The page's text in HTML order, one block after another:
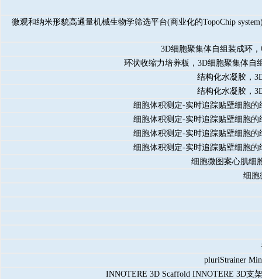
微观和纳米形貌高通量机械生物学筛选平台(商业化的TopoChip
3D细胞聚集体自组装成环
环状收缩力培养板，3D细胞聚集体自
结构化水凝胶，
结构化水凝胶，
细胞体积测定-实时追踪贴壁细胞
细胞体积测定-实时追踪贴壁细胞
细胞体积测定-实时追踪贴壁细胞
细胞体积测定-实时追踪贴壁细胞
细胞微图案心肌细
细胞
pluriStrainer
INNOTERE 3D Scaffold INNOTERE 3D支